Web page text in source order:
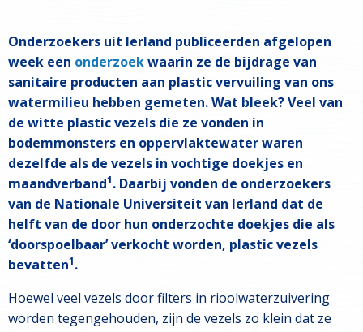
Onderzoekers uit Ierland publiceerden afgelopen
week een onderzoekwaarin ze de bijdrage van
sanitaire producten aan plastic vervuiling van ons
watermilieu hebben gemeten. Wat bleek? Veel van
de witte plastic vezels die ze vonden in
bodemmonsters en oppervlaktewater waren
dezelfde als de vezels in vochtige doekjes en
maandverband1. Daarbij vonden de onderzoekers
van de Nationale Universiteit van Ierland dat de
helft van de door hun onderzochte doekjes die als
‘doorspoelbaar’ verkocht worden, plastic vezels
bevatten1.
Hoewel veel vezels door filters in rioolwaterzuivering
worden tegengehouden, zijn de vezels zo klein dat ze